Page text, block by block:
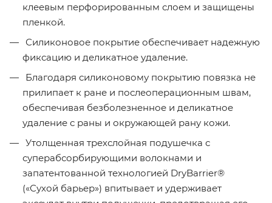
клеевым перфорированным слоем и защищены
пленкой.
Силиконовое покрытие обеспечивает надежную
фиксацию и деликатное удаление.
Благодаря силиконовому покрытию повязка не
прилипает к ране и послеоперационным швам,
обеспечивая безболезненное и деликатное
удаление с раны и окружающей рану кожи.
Утолщенная трехслойная подушечка с
суперабсорбирующими волокнами и
запатентованной технологией DryBarrier®
(«Сухой барьер») впитывает и удерживает